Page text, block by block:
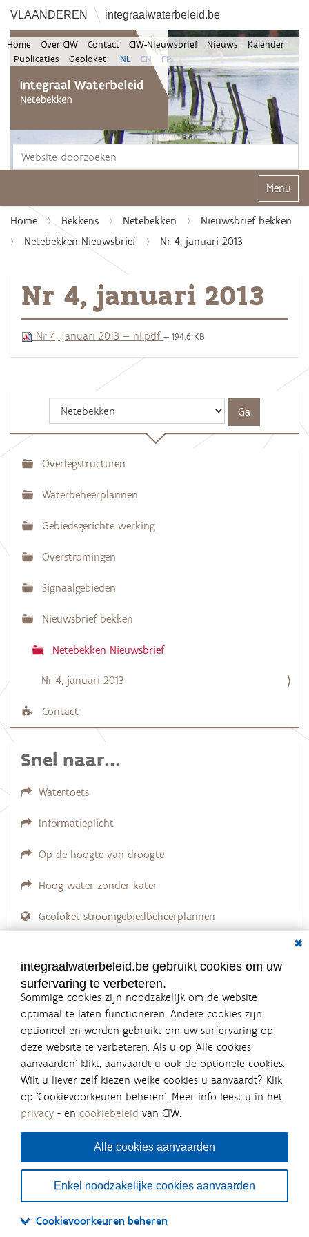
VLAANDEREN integraalwaterbeleid.be
Home Over CIW Contact CIW-Nieuwsbrief Nieuws
Kalender
Publicaties
Geoloket NL EN FR
Klap
Home Bekkens Netebekken
Nieuwsbrief bekken
Netebekken Nieuwsbrief
Nr 4, januari 2013
Nr 4, januari 2013
Nr 4, januari 2013 — nl.pdf — 194.6 KB
N
a
i
g
t
Overlegstructuren
Waterbeheerplannen
Gebiedsgerichte werking
Overstromingen
Signaalgebieden
Nieuwsbrief bekken
Netebekken Nieuwsbrief
Nr 4, januari 2013
Contact
Snel naar...
Watertoets
Informatieplicht
Op de hoogte van droogte
Hoog water zonder kater
Geoloket stroomgebiedbeheerplannen
LOGIN VEREIST
integraalwaterbeleid.be gebruikt cookies om uw
surfervaring te verbeteren.
Sommige cookies zijn noodzakelijk om de website
optimaal te laten functioneren. Andere cookies zijn
optioneel en worden gebruikt om uw surfervaring op
deze website te verbeteren. Als u op ‘Alle cookies
aanvaarden’ klikt, aanvaardt u ook de optionele cookies.
Wilt u liever zelf kiezen welke cookies u aanvaardt? Klik
op ‘Cookievoorkeuren beheren’. Meer info leest u in het
privacy - en cookiebeleid van CIW.
Alle cookies aanvaarden
Enkel noodzakelijke cookies aanvaarden
Cookievoorkeuren beheren
Integraalwaterbeleid.be is een
officiële website van de Vlaamse
overheid
uitgegeven door Coördinatiecommissie Integraal
Waterbeleid
De Coördinatiecommissie Integraal Waterbeleid (CIW) is een
bestuursniveaus die bij het waterbeleid betrokken zijn. Ook
waterbedrijven nemen deel aan het overleg. Deze
samenwerking zorgt voor een gecoördineerde en
geïntegreerde aanpak van het waterbeleid en waterbeheer
in Vlaanderen.
OVER CIW DISCLAIMER PRIVACY